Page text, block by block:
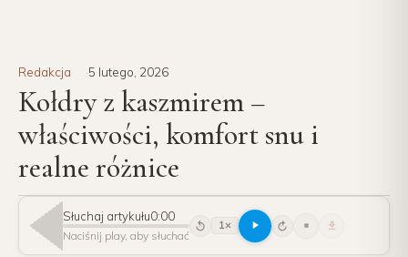
Redakcja 5 lutego, 2026
Kołdry z kaszmirem –
właściwości, komfort snu i
realne różnice
Słuchaj artykułu0:00
Naciśnij play, aby słuchać
15 1× 15